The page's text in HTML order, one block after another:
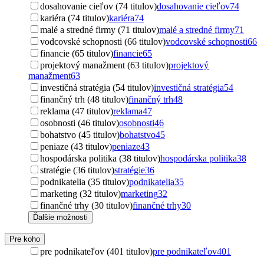
dosahovanie cieľov (74 titulov)dosahovanie cieľov74
kariéra (74 titulov)kariéra74
malé a stredné firmy (71 titulov)malé a stredné firmy71
vodcovské schopnosti (66 titulov)vodcovské schopnosti66
financie (65 titulov)financie65
projektový manažment (63 titulov)projektový
manažment63
investičná stratégia (54 titulov)investičná stratégia54
finančný trh (48 titulov)finančný trh48
reklama (47 titulov)reklama47
osobnosti (46 titulov)osobnosti46
bohatstvo (45 titulov)bohatstvo45
peniaze (43 titulov)peniaze43
hospodárska politika (38 titulov)hospodárska politika38
stratégie (36 titulov)stratégie36
podnikatelia (35 titulov)podnikatelia35
marketing (32 titulov)marketing32
finančné trhy (30 titulov)finančné trhy30
Ďalšie možnosti
Pre koho
pre podnikateľov (401 titulov)pre podnikateľov401